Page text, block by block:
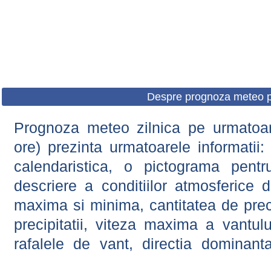
Despre prognoza meteo
Prognoza meteo zilnica pe
ore) prezinta urmatoarele
calendaristica, o pictograma
descriere a conditiilor atmosferice
maxima si minima, cantitatea de
precipitatii, viteza maxima a
rafalele de vant, directia